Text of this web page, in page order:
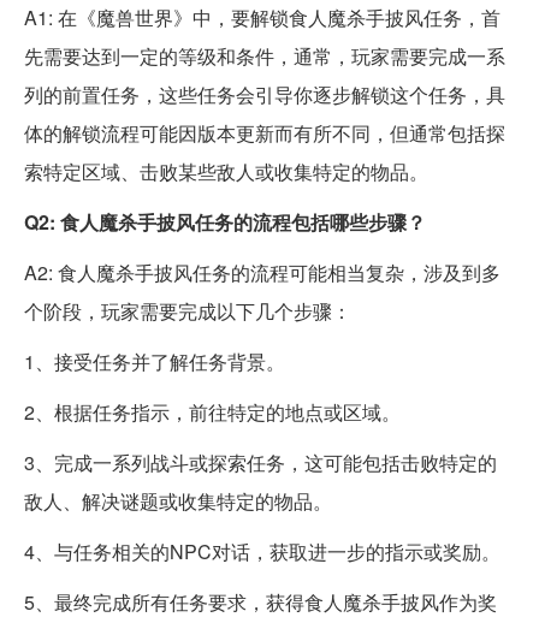
A1: 在《魔兽世界》中，要解锁食人魔杀手披风任务，首
先需要达到一定的等级和条件，通常，玩家需要完成一系
列的前置任务，这些任务会引导你逐步解锁这个任务，具
体的解锁流程可能因版本更新而有所不同，但通常包括探
索特定区域、击败某些敌人或收集特定的物品。
Q2: 食人魔杀手披风任务的流程包括哪些步骤？
A2: 食人魔杀手披风任务的流程可能相当复杂，涉及到多
个阶段，玩家需要完成以下几个步骤：
1、接受任务并了解任务背景。
2、根据任务指示，前往特定的地点或区域。
3、完成一系列战斗或探索任务，这可能包括击败特定的
敌人、解决谜题或收集特定的物品。
4、与任务相关的NPC对话，获取进一步的指示或奖励。
5、最终完成所有任务要求，获得食人魔杀手披风作为奖